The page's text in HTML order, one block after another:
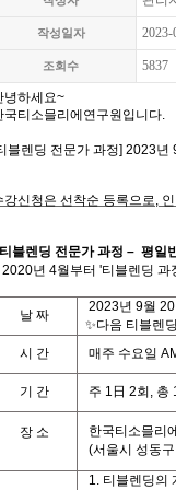
작성일자 2023-
조회수 5837
녕하세요~
국티소믈리에연구원입니다.
블렌딩 전문가 과정] 2023년
강신청은 선착순 등록으로,
티블렌딩 전문가 과정 – 평일
년 4월부터 '티블렌딩 과
날 짜
2023년 9월 20
✨다음 티블렌
시
간 매주 수요일
기 간 주 1 日 2회 , 총
장 소
한국티소믈리
(서울시 성동
1. 티블렌딩의